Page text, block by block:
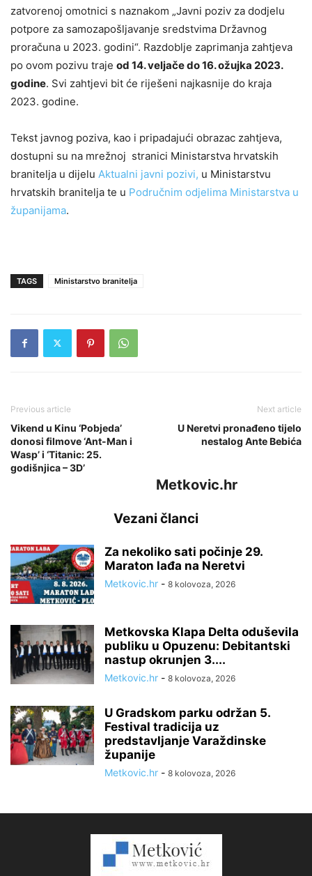
zatvorenoj omotnici s naznakom „Javni poziv za dodjelu
potpore za samozapošljavanje sredstvima Državnog
proračuna u 2023. godini“. Razdoblje zaprimanja zahtjeva
po ovom pozivu traje od 14. veljače do 16. ožujka 2023.
godine. Svi zahtjevi bit će riješeni najkasnije do kraja
2023. godine.
Tekst javnog poziva, kao i pripadajući obrazac zahtjeva,
dostupni su na mrežnoj stranici Ministarstva hrvatskih
branitelja u dijelu Aktualni javni pozivi, u Ministarstvu
hrvatskih branitelja te u Područnim odjelima Ministarstva u
županijama.
TAGS Ministarstvo branitelja
Previous article
Vikend u Kinu ‘Pobjeda’
donosi filmove ‘Ant-Man i
Wasp’ i ‘Titanic: 25.
godišnjica – 3D’
Next article
U Neretvi pronađeno tijelo
nestalog Ante Bebića
Metkovic.hr
Vezani članci
Za nekoliko sati počinje 29.
Maraton lađa na Neretvi
Metkovic.hr - 8 kolovoza, 2026
Metkovska Klapa Delta oduševila
publiku u Opuzenu: Debitantski
nastup okrunjen 3....
Metkovic.hr - 8 kolovoza, 2026
U Gradskom parku održan 5.
Festival tradicija uz
predstavljanje Varaždinske
županije
Metkovic.hr - 8 kolovoza, 2026